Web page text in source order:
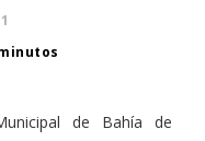
de Bahía de